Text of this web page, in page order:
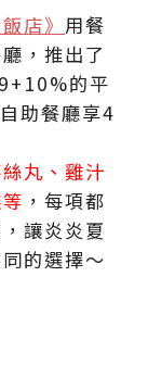
店》 用餐
，推出了
的平
助餐廳享4
丸、雞汁
，每項都
讓炎炎夏
的選擇～